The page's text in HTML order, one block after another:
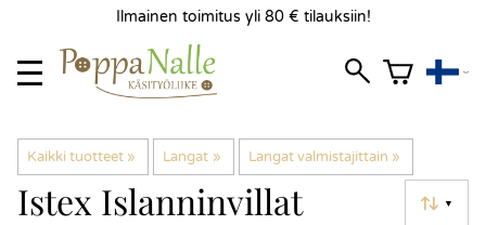
Ilmainen toimitus yli 80 € tilauksiin!
Kaikki tuotteet ‪» Langat ‪» Langat valmistajittain ‪»
▼
Istex Islanninvillat